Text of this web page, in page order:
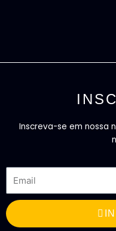
Inscreva-se em nossa